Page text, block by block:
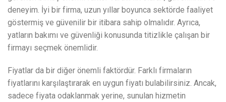
deneyim. İyi bir firma, uzun yıllar boyunca sektörde faaliyet
göstermiş ve güvenilir bir itibara sahip olmalıdır. Ayrıca,
yatların bakımı ve güvenliği konusunda titizlikle çalışan bir
firmayı seçmek önemlidir.
Fiyatlar da bir diğer önemli faktördür. Farklı firmaların
fiyatlarını karşılaştırarak en uygun fiyatı bulabilirsiniz. Ancak,
sadece fiyata odaklanmak yerine, sunulan hizmetin